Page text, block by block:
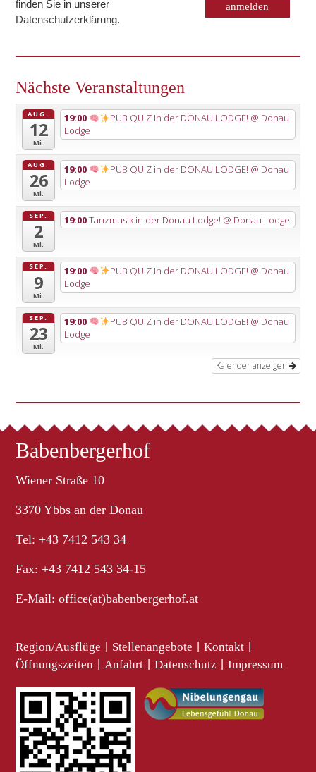
finden Sie in unserer
Datenschutzerklärung.
Nächste Veranstaltungen
AUG.
12
Mi.
19:00 PUB QUIZ in der DONAU LODGE! @ Donau
Lodge
AUG.
26
Mi.
19:00 PUB QUIZ in der DONAU LODGE! @ Donau
Lodge
SEP.
2
Mi.
19:00Tanzmusik in der Donau Lodge! @ Donau Lodge
SEP.
9
Mi.
19:00 PUB QUIZ in der DONAU LODGE! @ Donau
Lodge
SEP.
23
Mi.
19:00 PUB QUIZ in der DONAU LODGE! @ Donau
Lodge
Kalender anzeigen
Babenbergerhof
Wiener Straße 10
3370 Ybbs an der Donau
Tel: +43 7412 543 34
Fax: +43 7412 543 34-15
E-Mail:office(at)babenbergerhof.at
Region/Ausflüge Stellenangebote Kontakt
Öffnungszeiten Anfahrt Datenschutz Impressum